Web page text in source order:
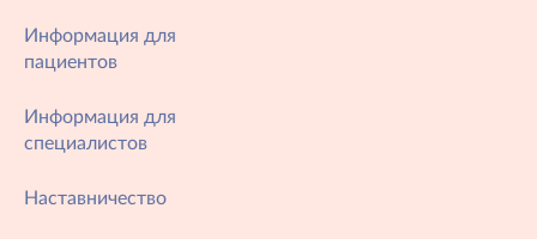
Информация для
пациентов
Информация для
специалистов
Наставничество